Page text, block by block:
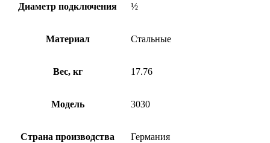
Диаметр подключения ½
Материал Стальные
Вес, кг 17.76
Модель 3030
Страна производства Германия